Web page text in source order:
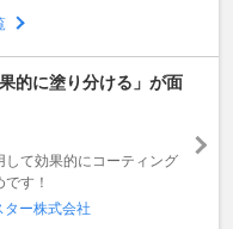
的に塗り分ける」が面
て効果的にコーティング
す！
ター株式会社